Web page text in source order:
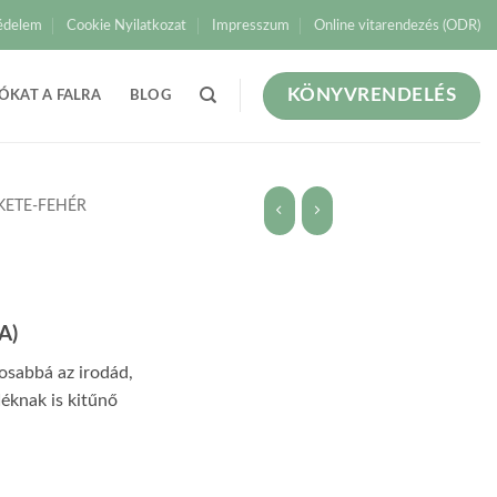
Cookie Nyilatkozat Impresszum Online vitarendezés (ODR)
A FALRA BLOG KÖNYVRENDELÉS
FEHÉR
az irodád,
is kitűnő